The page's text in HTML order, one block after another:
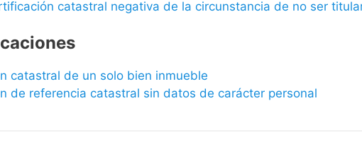
catastral negativa de la circunstancia de no ser
catastral de un solo bien inmueble
de referencia catastral sin datos de carácter personal